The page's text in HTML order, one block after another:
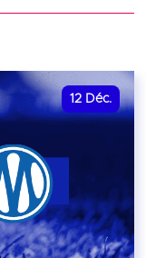
12 Déc.